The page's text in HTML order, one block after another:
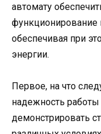
автомату
функционирование
обеспечивая при
энергии.
Первое, на что
надежность
демонстрировать